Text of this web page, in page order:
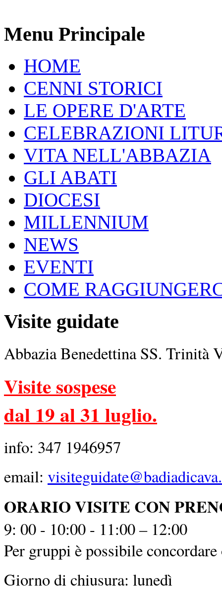
Menu Principale
HOME
CENNI STORICI
LE OPERE D'ARTE
CELEBRAZIONI
VITA NELL'ABBAZIA
GLI ABATI
DIOCESI
MILLENNIUM
NEWS
EVENTI
COME
Visite guidate
Abbazia Benedettina SS. Trinità
Visite sospese
dal 19 al 31 luglio.
info: 347 1946957
email:
ORARIO VISITE CON
9: 00 - 10:00 - 11:00 – 12:00
Per gruppi è possibile
Giorno di chiusura: lunedì